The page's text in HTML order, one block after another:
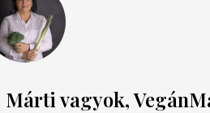
Márti vagyok,